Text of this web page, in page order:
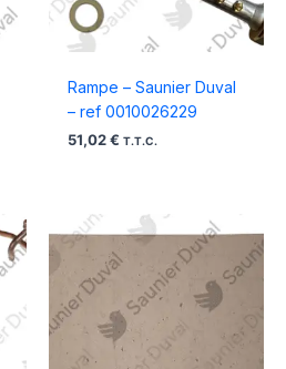
Rampe – Saunier Duval
– ref 0010026229
51,02 € T.T.C.